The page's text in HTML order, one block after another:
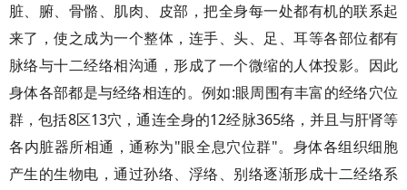
脏、腑、骨骼、肌肉、皮部，把全身每一处都有机的联系起
来了，使之成为一个整体，连手、头、足、耳等各部位都有
脉络与十二经络相沟通，形成了一个微缩的人体投影。因此
身体各部都是与经络相连的。例如:眼周围有丰富的经络穴位
群，包括8区13穴，通连全身的12经脉365络，并且与肝肾等
各内脏器所相通，通称为"眼全息穴位群"。身体各组织细胞
产生的生物电，通过孙络、浮络、别络逐渐形成十二经络系